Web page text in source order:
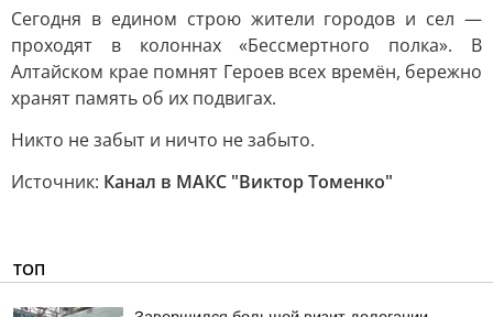
Сегодня в едином строю жители городов и сел —
проходят в колоннах «Бессмертного полка». В
Алтайском крае помнят Героев всех времён, бережно
хранят память об их подвигах.
Никто не забыт и ничто не забыто.
Источник: Канал в МАКС "Виктор Томенко"
ТОП